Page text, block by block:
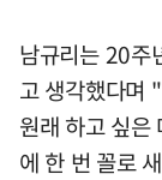
남규리는 20주
고 생각했다며
원래 하고 싶은
에 한 번 꼴로